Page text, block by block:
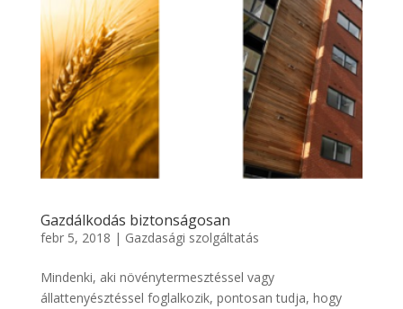
Gazdálkodás biztonságosan
febr 5, 2018 | Gazdasági szolgáltatás
Mindenki, aki növénytermesztéssel vagy
állattenyésztéssel foglalkozik, pontosan tudja, hogy